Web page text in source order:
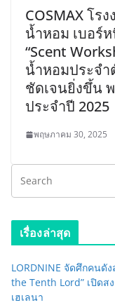
COSMAX โร
น้ำหอม เบอร์
“Scent
น้ำหอมประจ
ชัดเจนยิ่งขึ้น
ประจำปี 2025
พฤษภาคม 30, 2025
เรื่องล่าสุด
LORDNINE จัดศึกคนดั
the Tenth Lord” เปิดส
เฮเลนา